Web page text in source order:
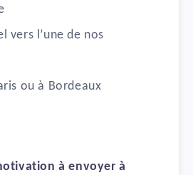
vers l’une de nos
ou à Bordeaux
à envoyer à